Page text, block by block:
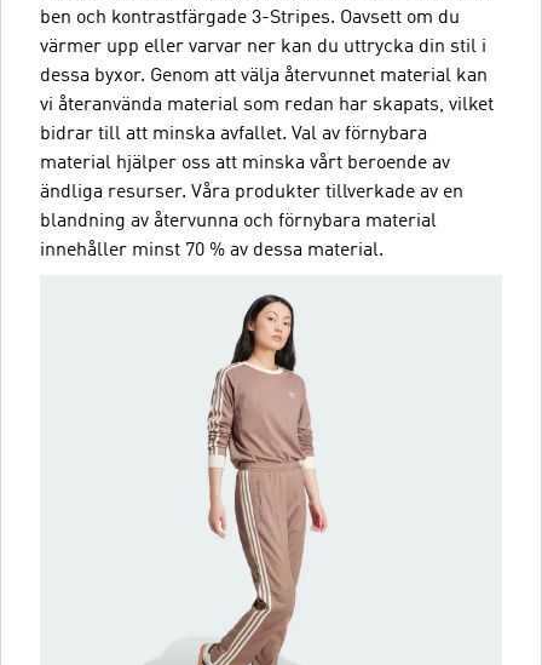
ben och kontrastfärgade 3-Stripes. Oavsett om du
värmer upp eller varvar ner kan du uttrycka din stil i
dessa byxor. Genom att välja återvunnet material kan
vi återanvända material som redan har skapats, vilket
bidrar till att minska avfallet. Val av förnybara
material hjälper oss att minska vårt beroende av
ändliga resurser. Våra produkter tillverkade av en
blandning av återvunna och förnybara material
innehåller minst 70 % av dessa material.